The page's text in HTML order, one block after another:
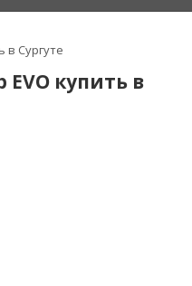
в Сургуте
купить в